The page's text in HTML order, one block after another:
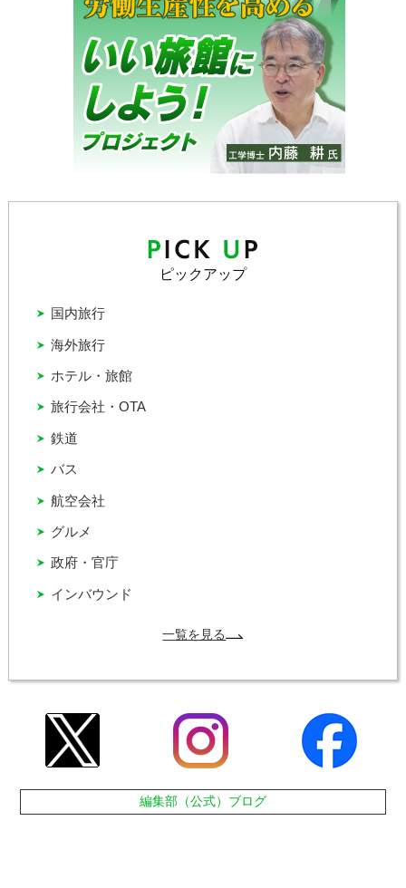
ピックアップ
インバウンド
グルメ
バス
ホテル・旅館
国内旅行
政府・官庁
旅行会社・OTA
海外旅行
航空会社
鉄道
一覧を見る
編集部（公式）ブログ